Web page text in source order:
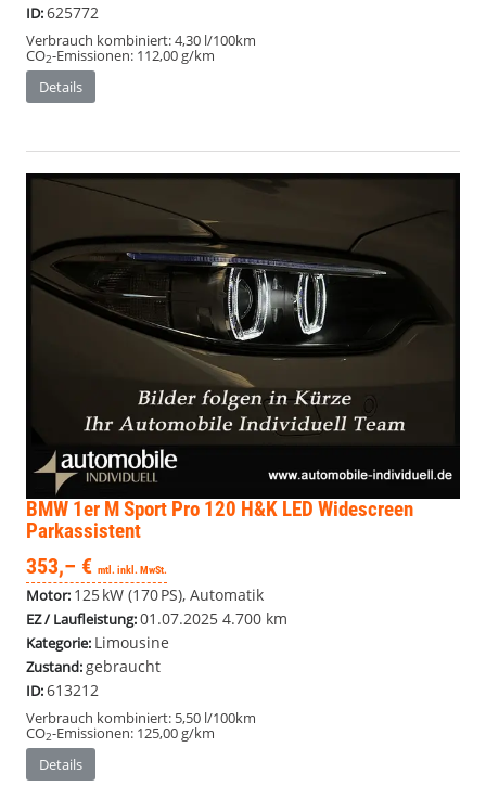
ID:625772
Verbrauch kombiniert:4,30 l/100km
CO2-Emissionen: 112,00 g/km
Details
BMW 1er M Sport Pro 120 H&K LED Widescreen
Parkassistent
353,– € mtl. inkl. MwSt.
Motor: 125 kW (170 PS), Automatik
EZ / Laufleistung:01.07.2025 4.700 km
Kategorie: Limousine
Zustand: gebraucht
ID:613212
Verbrauch kombiniert: 5,50 l/100km
CO2-Emissionen: 125,00 g/km
Details